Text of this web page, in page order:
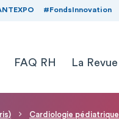
#FondsInnovation
FAQ RH La Revue
Cardiologie pédiatrique